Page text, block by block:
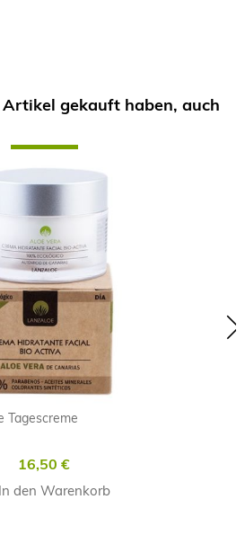
Artikel gekauft haben, auch
Tagescreme
16,50 €
In den Warenkorb